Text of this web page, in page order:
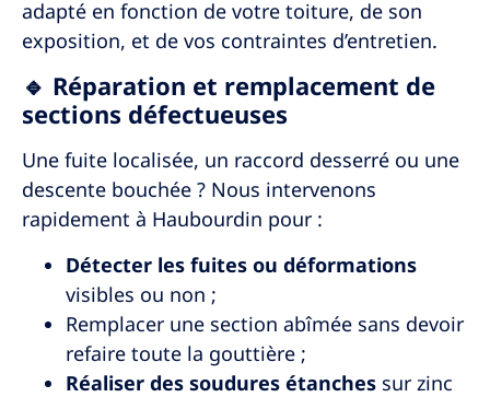
adapté en fonction de votre toiture, de son
exposition, et de vos contraintes d’entretien.
🔹 Réparation et remplacement de
sections défectueuses
Une fuite localisée, un raccord desserré ou une
descente bouchée ? Nous intervenons
rapidement à Haubourdin pour :
Détecter les fuites ou déformations
visibles ou non ;
Remplacer une section abîmée sans devoir
refaire toute la gouttière ;
Réaliser des soudures étanches sur zinc